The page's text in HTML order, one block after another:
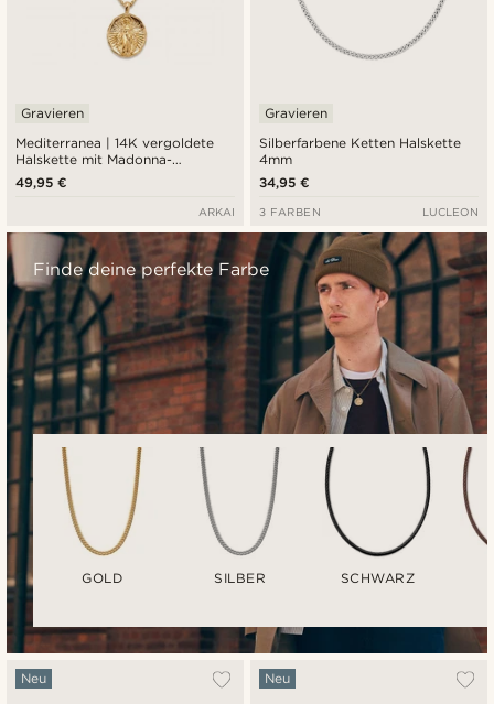
Mediterranea | 14K vergoldete
Halskette mit Madonna-
Anhänger
Gravieren
49,95 €
ARKAI
Silberfarbene Ketten Halskette
4mm
Gravieren
34,95 €
3 FARBEN LUCLEON
Neu Neu
Finde deine perfekte Farbe
GOLD SILBER SCHWARZ